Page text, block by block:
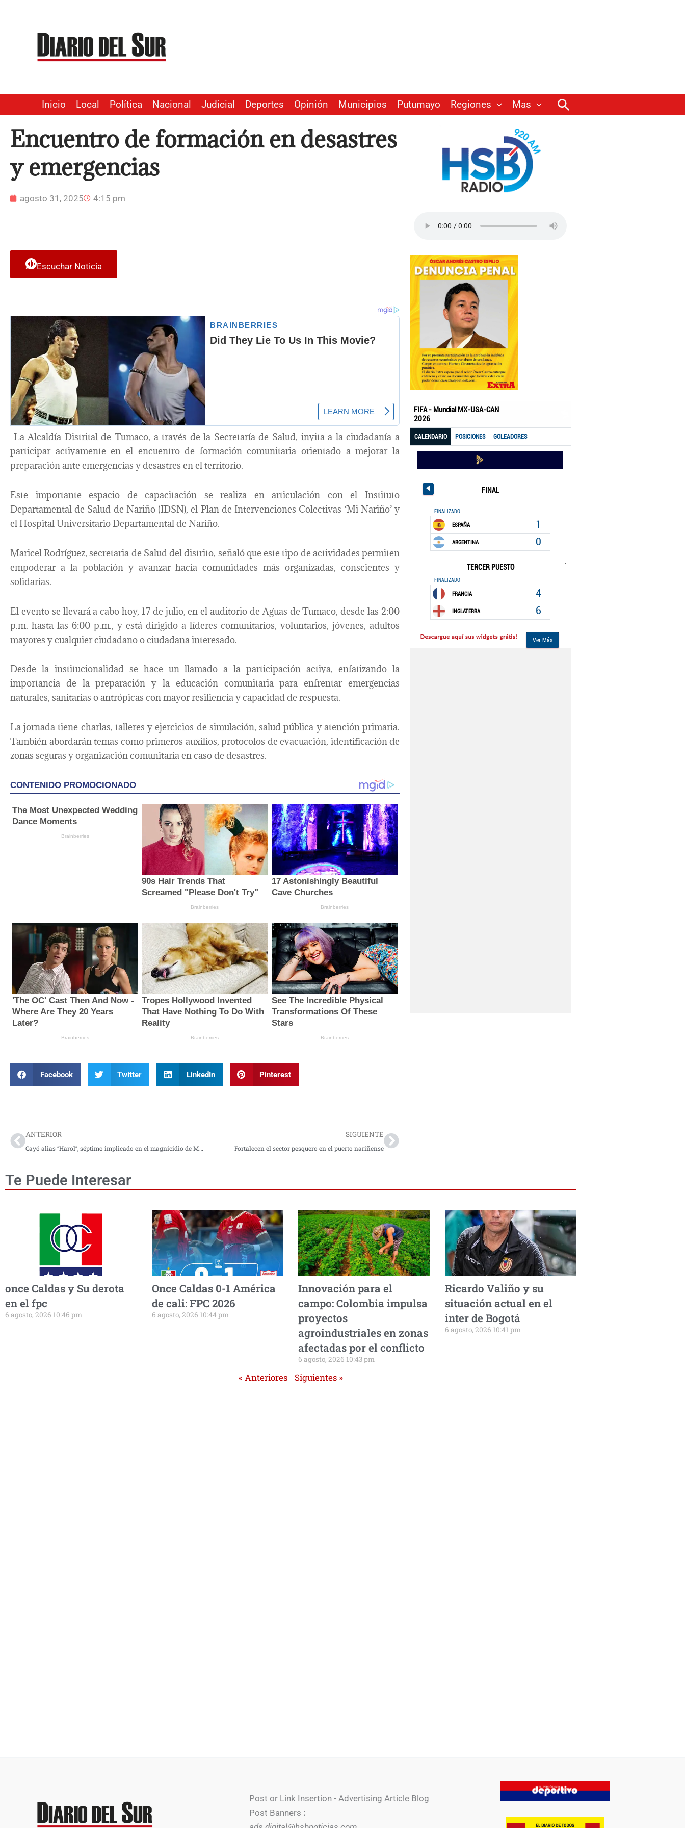
contenido
Inicio Local Política Nacional Judicial Deportes Opinión Municipios Putumayo Regiones Mas Buscar
Encuentro de formación en desastres
y emergencias
agosto 31, 2025 4:15 pm
Escuchar Noticia
La Alcaldía Distrital de Tumaco, a través de la Secretaría de Salud, invita a la ciudadanía a
participar activamente en el encuentro de formación comunitaria orientado a mejorar la
preparación ante emergencias y desastres en el territorio.
Este importante espacio de capacitación se realiza en articulación con el Instituto
Departamental de Salud de Nariño (IDSN), el Plan de Intervenciones Colectivas ‘Mi Nariño’ y
el Hospital Universitario Departamental de Nariño.
Maricel Rodríguez, secretaria de Salud del distrito, señaló que este tipo de actividades permiten
empoderar a la población y avanzar hacia comunidades más organizadas, conscientes y
solidarias.
El evento se llevará a cabo hoy, 17 de julio, en el auditorio de Aguas de Tumaco, desde las 2:00
p.m. hasta las 6:00 p.m., y está dirigido a líderes comunitarios, voluntarios, jóvenes, adultos
mayores y cualquier ciudadano o ciudadana interesado.
Desde la institucionalidad se hace un llamado a la participación activa, enfatizando la
importancia de la preparación y la educación comunitaria para enfrentar emergencias
naturales, sanitarias o antrópicas con mayor resiliencia y capacidad de respuesta.
La jornada tiene charlas, talleres y ejercicios de simulación, salud pública y atención primaria.
También abordarán temas como primeros auxilios, protocolos de evacuación, identificación de
zonas seguras y organización comunitaria en caso de desastres.
Facebook Twitter LinkedIn Pinterest
ANTERIOR
Cayó alias “Harol”, séptimo implicado en el magnicidio de Miguel Uribe Turbay
SIGUIENTE
Fortalecen el sector pesquero en el puerto nariñense
Te Puede Interesar
once Caldas y Su derota
en el fpc
6 agosto, 2026 10:46 pm
Once Caldas 0-1 América
de cali: FPC 2026
6 agosto, 2026 10:44 pm
Innovación para el
campo: Colombia impulsa
proyectos
agroindustriales en zonas
afectadas por el conflicto
6 agosto, 2026 10:43 pm
Ricardo Valiño y su
situación actual en el
inter de Bogotá
6 agosto, 2026 10:41 pm
« Anteriores Siguientes »
Post or Link Insertion - Advertising Article Blog
Post Banners :